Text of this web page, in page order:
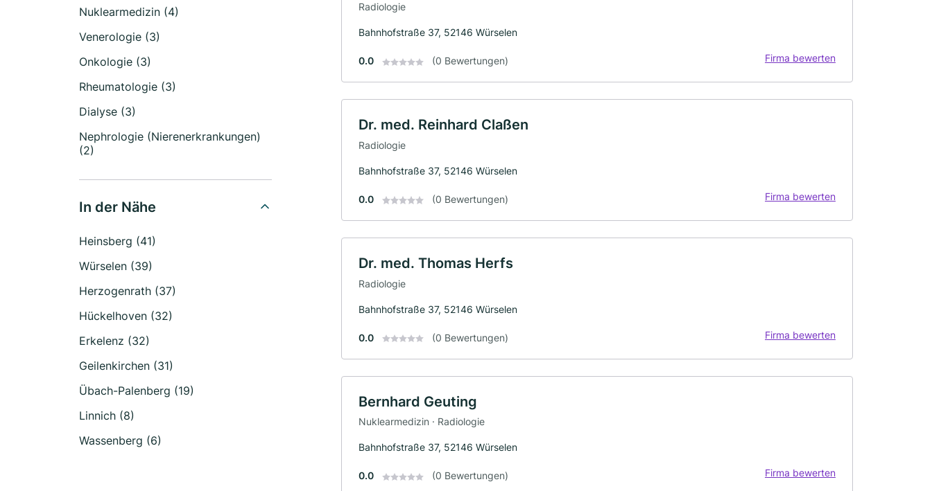
Nuklearmedizin (4)
Venerologie (3)
Onkologie (3)
Rheumatologie (3)
Dialyse (3)
Nephrologie (Nierenerkrankungen)
(2)
In der Nähe
Heinsberg (41)
Würselen (39)
Herzogenrath (37)
Hückelhoven (32)
Erkelenz (32)
Geilenkirchen (31)
Übach-Palenberg (19)
Linnich (8)
Wassenberg (6)
Radiologie
Bahnhofstraße 37, 52146 Würselen
0.0 (0 Bewertungen) Firma bewerten
Dr. med. Reinhard Claßen
Radiologie
Bahnhofstraße 37, 52146 Würselen
0.0 (0 Bewertungen) Firma bewerten
Dr. med. Thomas Herfs
Radiologie
Bahnhofstraße 37, 52146 Würselen
0.0 (0 Bewertungen) Firma bewerten
Bernhard Geuting
Nuklearmedizin · Radiologie
Bahnhofstraße 37, 52146 Würselen
0.0 (0 Bewertungen) Firma bewerten